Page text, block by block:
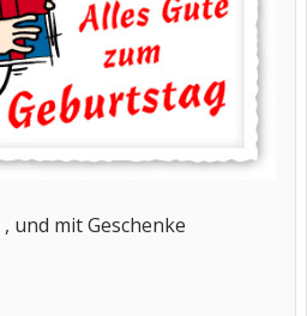
und mit Geschenke